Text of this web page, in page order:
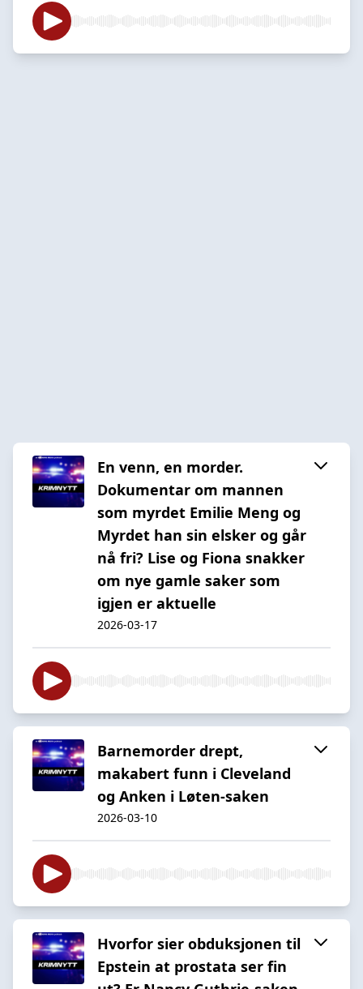
En venn, en morder.
Dokumentar om mannen
som myrdet Emilie Meng og
Myrdet han sin elsker og går
nå fri? Lise og Fiona snakker
om nye gamle saker som
igjen er aktuelle
2026-03-17
Barnemorder drept,
makabert funn i Cleveland
og Anken i Løten-saken
2026-03-10
Hvorfor sier obduksjonen til
Epstein at prostata ser fin